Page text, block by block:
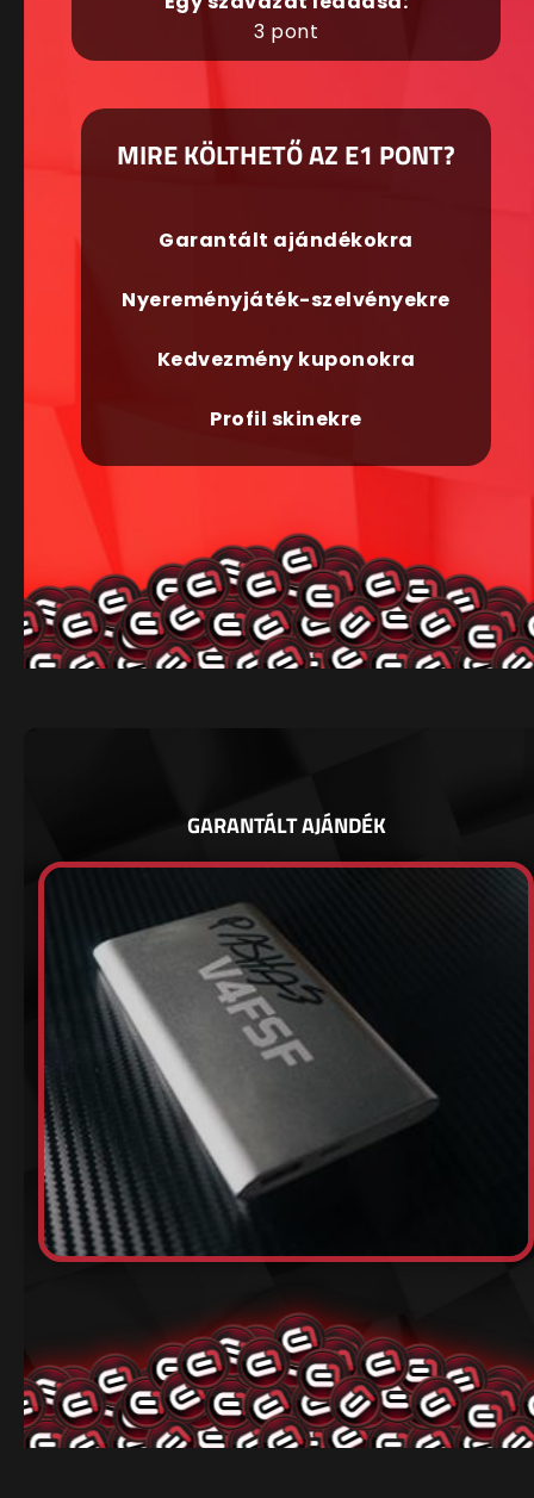
3 pont
MIRE KÖLTHETŐ AZ E1 PONT?
Garantált ajándékokra
Nyereményjáték-szelvényekre
Kedvezmény kuponokra
Profil skinekre
GARANTÁLT AJÁNDÉK